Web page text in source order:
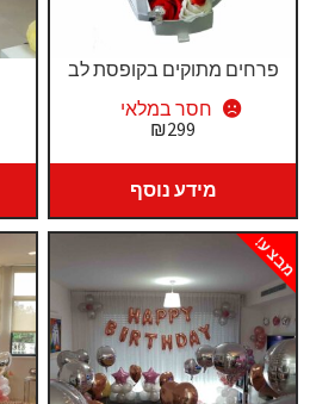
פרחים מתוקים בקופסת לב
חסר במלאי
₪299
מידע נוסף
מבצע!